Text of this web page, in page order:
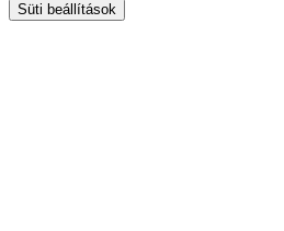
Süti beállítások